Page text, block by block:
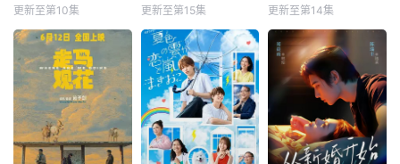
更新至第10集 更新至第15集 更新至第14集